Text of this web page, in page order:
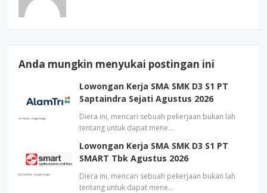
Anda mungkin menyukai postingan ini
Lowongan Kerja SMA SMK D3 S1 PT
Saptaindra Sejati Agustus 2026
Diera ini, mencari sebuah pekerjaan bukan lah
tentang untuk dapat mene…
Lowongan Kerja SMA SMK D3 S1 PT
SMART Tbk Agustus 2026
Diera ini, mencari sebuah pekerjaan bukan lah
tentang untuk dapat mene…